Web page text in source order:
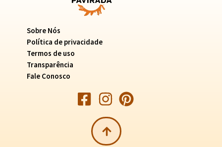
Sobre Nós
Política de privacidade
Termos de uso
Transparência
Fale Conosco